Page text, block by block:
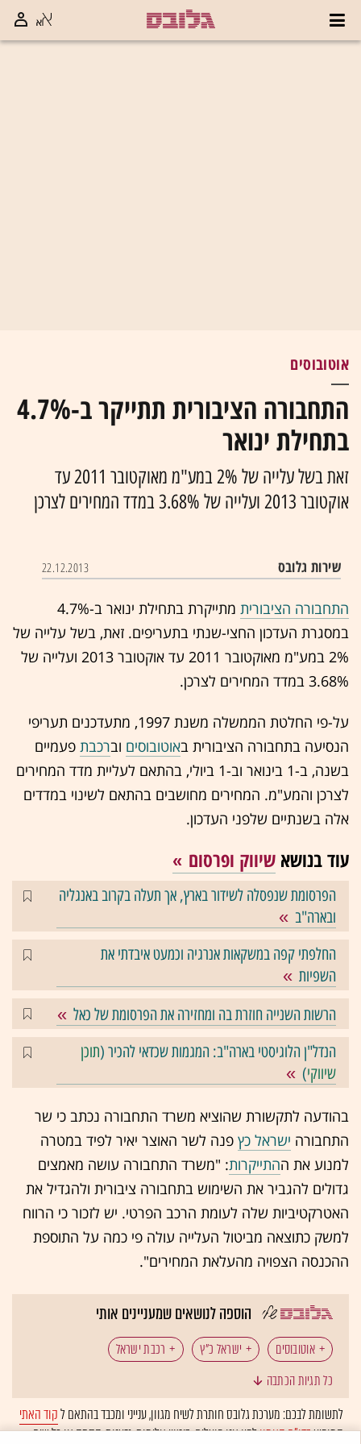
אוטובוסים
התחבורה הציבורית תתייקר ב-4.7%
בתחילת ינואר
זאת בשל עלייה של 2% במע"מ מאוקטובר 2011 עד
אוקטובר 2013 ועלייה של 3.68% במדד המחירים לצרכן
שירות גלובס 22.12.2013
התחבורה הציבורית
מתייקרת בתחילת ינואר ב-4.7%
במסגרת העדכון החצי-שנתי בתעריפים. זאת, בשל עלייה של
2% במע"מ מאוקטובר 2011 עד אוקטובר 2013 ועלייה של
3.68% במדד המחירים לצרכן.
על-פי החלטת הממשלה משנת 1997, מתעדכנים תעריפי
הנסיעה בתחבורה הציבורית באוטובוסים וברכבת פעמיים
בשנה, ב-1 בינואר וב-1 ביולי, בהתאם לעליית מדד המחירים
לצרכן והמע"מ. המחירים מחושבים בהתאם לשינוי במדדים
אלה בשנתיים שלפני העדכון.
עוד בנושא שיווק ופרסום
הפרסומת שנפסלה לשידור בארץ, אך תעלה בקרוב באנגליה
ובארה"ב
החלפתי קפה במשקאות אנרגיה וכמעט איבדתי את
השפיות
הרשות השנייה חוזרת בה ומחזירה את הפרסומת של כאל
הנדל"ן הלוגיסטי בארה"ב: המגמות שכדאי להכיר (תוכן
שיווקי)
בהודעה לתקשורת שהוציא משרד התחבורה נכתב כי שר
התחבורה ישראל כץ פנה לשר האוצר יאיר לפיד במטרה
למנוע את ההתייקרות: "משרד התחבורה עושה מאמצים
גדולים להגביר את השימוש בתחבורה ציבורית ולהגדיל את
האטרקטיביות שלה לעומת הרכב הפרטי. יש לזכור כי הרווח
למשק כתוצאה מביטול העלייה עולה פי כמה על התוספת
ההכנסה הצפויה מהעלאת המחירים".
הוספה לנושאים שמעניינים אותי
אוטובוסים ישראל כ"ץ רכבת ישראל
תחבורה ציבורית
כל תגיות הכתבה
לתשומת לבכם: מערכת גלובס חותרת לשיח מגוון, ענייני ומכבד בהתאם לקוד האתי
המופיעבדו"ח האמוןלפיו אנו פועלים. ביטויי אלימות, גזענות, הסתה או כל שיח